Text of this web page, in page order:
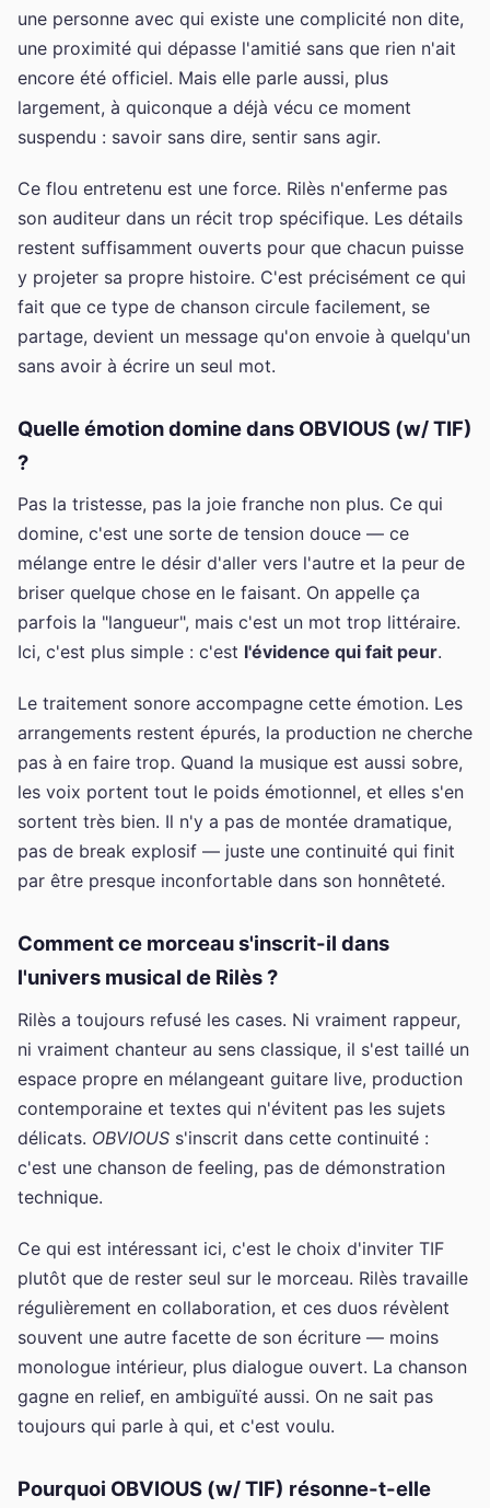
une personne avec qui existe une complicité non dite,
une proximité qui dépasse l'amitié sans que rien n'ait
encore été officiel. Mais elle parle aussi, plus
largement, à quiconque a déjà vécu ce moment
suspendu : savoir sans dire, sentir sans agir.
Ce flou entretenu est une force. Rilès n'enferme pas
son auditeur dans un récit trop spécifique. Les détails
restent suffisamment ouverts pour que chacun puisse
y projeter sa propre histoire. C'est précisément ce qui
fait que ce type de chanson circule facilement, se
partage, devient un message qu'on envoie à quelqu'un
sans avoir à écrire un seul mot.
Quelle émotion domine dans OBVIOUS (w/ TIF)
?
Pas la tristesse, pas la joie franche non plus. Ce qui
domine, c'est une sorte de tension douce — ce
mélange entre le désir d'aller vers l'autre et la peur de
briser quelque chose en le faisant. On appelle ça
parfois la "langueur", mais c'est un mot trop littéraire.
Ici, c'est plus simple : c'est l'évidence qui fait peur.
Le traitement sonore accompagne cette émotion. Les
arrangements restent épurés, la production ne cherche
pas à en faire trop. Quand la musique est aussi sobre,
les voix portent tout le poids émotionnel, et elles s'en
sortent très bien. Il n'y a pas de montée dramatique,
pas de break explosif — juste une continuité qui finit
par être presque inconfortable dans son honnêteté.
Comment ce morceau s'inscrit-il dans
l'univers musical de Rilès ?
Rilès a toujours refusé les cases. Ni vraiment rappeur,
ni vraiment chanteur au sens classique, il s'est taillé un
espace propre en mélangeant guitare live, production
contemporaine et textes qui n'évitent pas les sujets
délicats. OBVIOUS s'inscrit dans cette continuité :
c'est une chanson de feeling, pas de démonstration
technique.
Ce qui est intéressant ici, c'est le choix d'inviter TIF
plutôt que de rester seul sur le morceau. Rilès travaille
régulièrement en collaboration, et ces duos révèlent
souvent une autre facette de son écriture — moins
monologue intérieur, plus dialogue ouvert. La chanson
gagne en relief, en ambiguïté aussi. On ne sait pas
toujours qui parle à qui, et c'est voulu.
Pourquoi OBVIOUS (w/ TIF) résonne-t-elle